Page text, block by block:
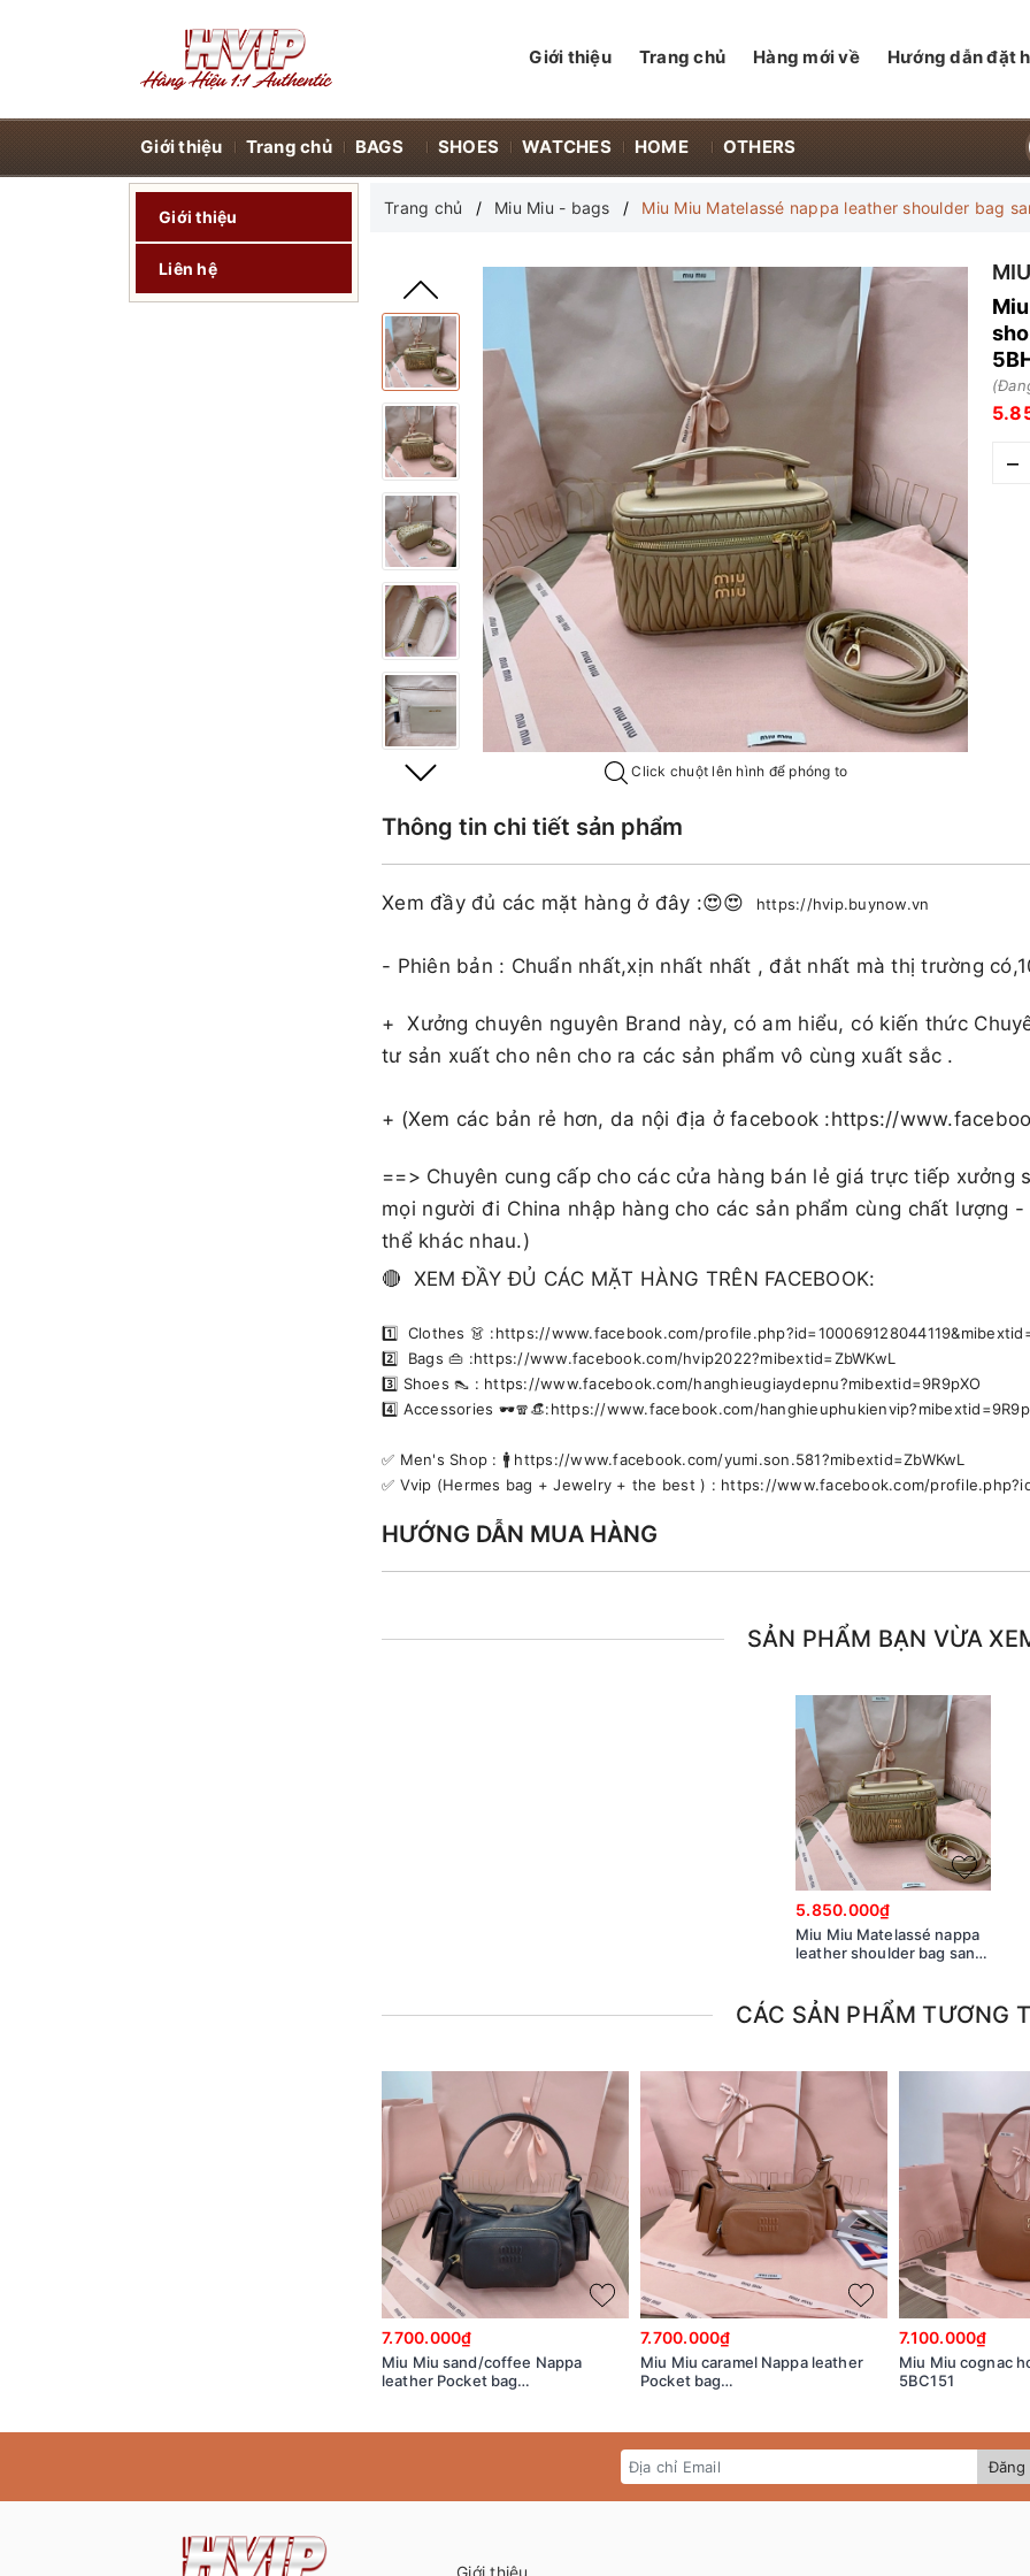
Giới thiệu Trang chủ Hàng mới về Hướng dẫn đặt
Giới thiệu Trang chủ BAGS SHOES WATCHES HOME OTHERS
Giới thiệu
Liên hệ
Trang chủ Miu Miu - bags Miu Miu Matelassé nappa leather shoulder bag
Click chuột lên hình để phóng to
–
Thông tin chi tiết sản phẩm
Xem đầy đủ các mặt hàng ở đây :😍😍 https://hvip.buynow.vn
- Phiên bản : Chuẩn nhất,xịn nhất nhất , đắt nhất mà thị trường
+Xưởng chuyên nguyên Brand này, có am hiểu, có kiến thức
tư sản xuất cho nên cho ra các sản phẩm vô cùng xuất sắc .
+ (Xem các bản rẻ hơn, da nội địa ở facebook :https://
==> Chuyên cung cấp cho các cửa hàng bán lẻ giá trực tiếp xưởng
mọi người đi China nhập hàng cho các sản phẩm cùng chất lượng
thể khác nhau.)
🔴 XEM ĐẦY ĐỦ CÁC MẶT HÀNG TRÊN FACEBOOK:
1️⃣ Clothes 👗 :https://www.facebook.com/
2️⃣ Bags 👜 :https://www.facebook.com/hvip2022?mibextid=ZbWKwL
3️⃣ Shoes 👠 : https://www.facebook.com/hanghieugiaydepnu?mibextid=9R9pXO
4️⃣ Accessories 🕶🧣👒:https://www.facebook.com/
✅️ Men's Shop : 🚹 https://www.facebook.com/yumi.son.581?mibextid=ZbWKwL
✅️ Vvip (Hermes bag + Jewelry + the best ) : https://www.facebook.com/
HƯỚNG DẪN MUA HÀNG
SẢN PHẨM BẠN VỪA
5.850.000₫
Miu Miu Matelassé nappa
leather shoulder bag sand
M1
CÁC SẢN PHẨM TƯƠNG
7.700.000₫
Miu Miu sand/coffee Nappa
leather Pocket bag
7.700.000₫
Miu Miu caramel Nappa leather
Pocket bag
7.100.000₫
Miu Miu cognac
5BC151
Đăng
Giới thiệu